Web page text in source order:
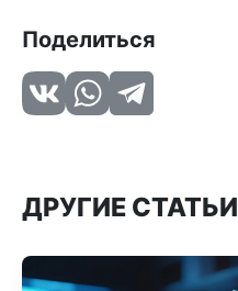
Поделиться
ДРУГИЕ СТАТЬИ